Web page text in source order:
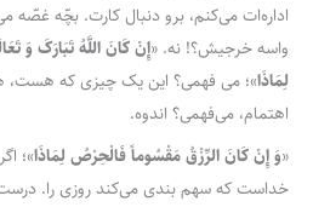
اداره‌‌ات می‌کنم، برو دنبال کارت. بچّه غصّه
واسه خرجیش؟! نه. «إِنْ کَانَ اللَّهُ تَبَارَکَ وَ
لِمَاذَا»؛ می فهمی؟ این یک چیزی که هست،
اهتمام، می‌فهمی؟ اندوه.
«وَ إِنْ کَانَ الرِّزْقُ مَقْسُوماً فَالْحِرْصُ لِمَاذَا»؛
خداست که سهم بندی می‌کند روزی را.